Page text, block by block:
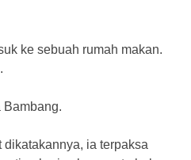
ke sebuah rumah makan.
Bambang.
ia terpaksa